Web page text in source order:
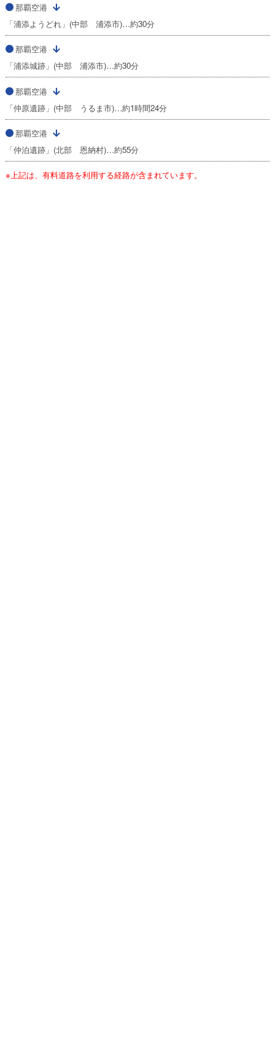
那覇空港
「浦添ようどれ」(中部 浦添市)…約30分
那覇空港
「浦添城跡」(中部 浦添市)…約30分
那覇空港
「仲原遺跡」(中部 うるま市)…約1時間24分
那覇空港
「仲泊遺跡」(北部 恩納村)…約55分
※上記は、有料道路を利用する経路が含まれています。